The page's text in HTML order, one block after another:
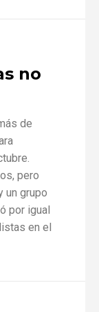
no
de
pero
un grupo
por igual
en el